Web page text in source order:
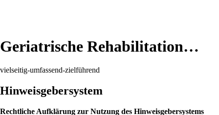
Geriatrische Rehabilitation…
vielseitig-umfassend-zielführend
Hinweisgebersystem
Rechtliche Aufklärung zur Nutzung des Hinweisgebersystems